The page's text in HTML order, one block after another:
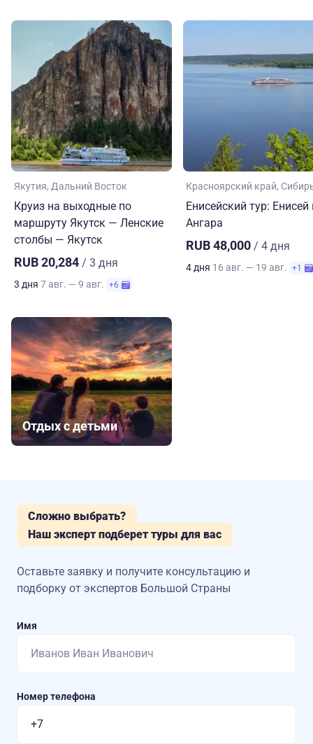
Якутия Дальний Восток
Круиз на выходные по
маршруту Якутск — Ленские
столбы — Якутск
RUB 20,284 / 3 дня
3 дня 7 авг. — 9 авг. +6
Красноярский край
Енисейский тур: Енисей
Ангара
RUB 48,000 / 4 дня
4 дня 16 авг. — 19 авг. +1
Отдых с детьми
Сложно выбрать?
Наш эксперт подберет туры для вас
Оставьте заявку и получите консультацию и
подборку от экспертов Большой Страны
Имя
Номер телефона